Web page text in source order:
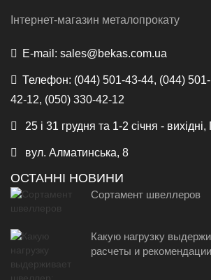
Інтернет-магазин металопрокату
E-mail: sales@bekas.com.ua
Телефон: (044) 501-43-44, (044)
42-12, (050) 330-42-12
25 і 31 грудня та 1-2 січня -
вул. Алматинська, 8
ОСТАННІ НОВИНИ
Сортамент швеллеров
Какую нагрузку
расчеты и рекомендации